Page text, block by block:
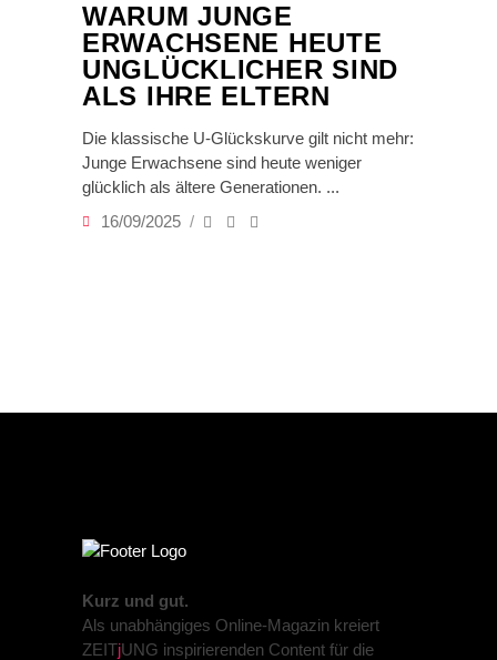
WARUM JUNGE
ERWACHSENE HEUTE
UNGLÜCKLICHER SIND
ALS IHRE ELTERN
Die klassische U-Glückskurve gilt nicht mehr:
Junge Erwachsene sind heute weniger
glücklich als ältere Generationen.
16/09/2025
Kurz und gut.
Als unabhängiges Online-Magazin kreiert
ZEITjUNG inspirierenden Content für die